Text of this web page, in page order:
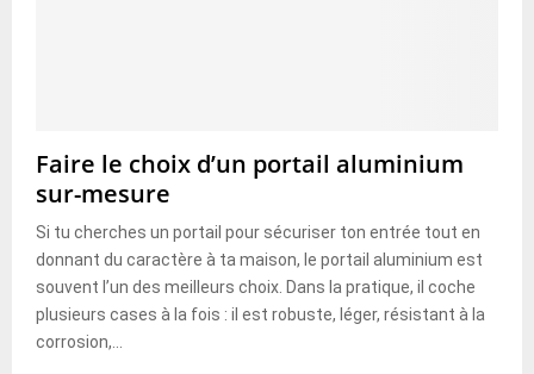
Faire le choix d’un portail aluminium
sur-mesure
Si tu cherches un portail pour sécuriser ton entrée tout en
donnant du caractère à ta maison, le portail aluminium est
souvent l’un des meilleurs choix. Dans la pratique, il coche
plusieurs cases à la fois : il est robuste, léger, résistant à la
corrosion,...